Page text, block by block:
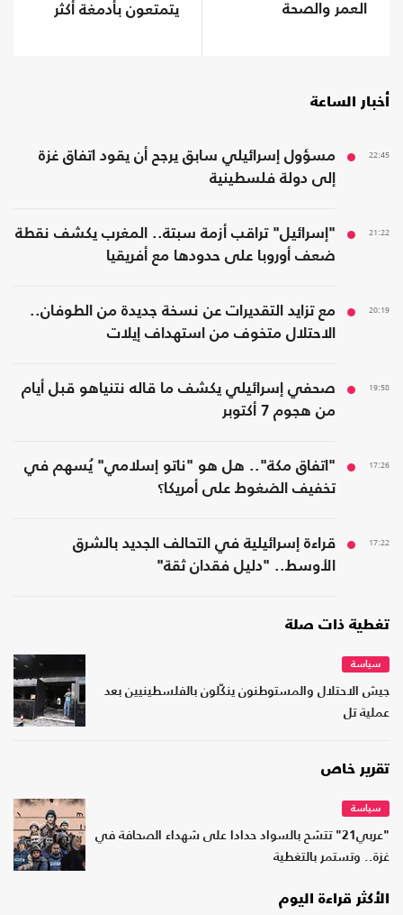
العمر والصحة
يتمتعون بأدمغة أكثر
أخبار الساعة
22:45
مسؤول إسرائيلي سابق يرجح أن يقود اتفاق غزة
إلى دولة فلسطينية
21:22
"إسرائيل" تراقب أزمة سبتة.. المغرب يكشف نقطة
ضعف أوروبا على حدودها مع أفريقيا
20:19
مع تزايد التقديرات عن نسخة جديدة من الطوفان..
الاحتلال متخوف من استهداف إيلات
19:58
صحفي إسرائيلي يكشف ما قاله نتنياهو قبل أيام
من هجوم 7 أكتوبر
17:26
"اتفاق مكة".. هل هو "ناتو إسلامي" يُسهم في
تخفيف الضغوط على أمريكا؟
17:22
قراءة إسرائيلية في التحالف الجديد بالشرق
الأوسط.. "دليل فقدان ثقة"
تغطية ذات صلة
سياسة
جيش الاحتلال والمستوطنون ينكّلون بالفلسطينيين بعد
عملية تل
تقرير خاص
سياسة
"عربي21" تتشح بالسواد حدادا على شهداء الصحافة في
غزة.. وتستمر بالتغطية
الأكثر قراءة اليوم